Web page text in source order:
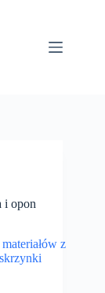
i opon